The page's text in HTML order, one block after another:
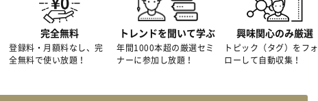
完全無料
登録料・月額料なし、完
全無料で使い放題！
トレンドを聞いて学ぶ
年間1000本超の厳選セミ
ナーに参加し放題！
興味関心のみ厳選
トピック（タグ）をフォ
ローして自動収集！